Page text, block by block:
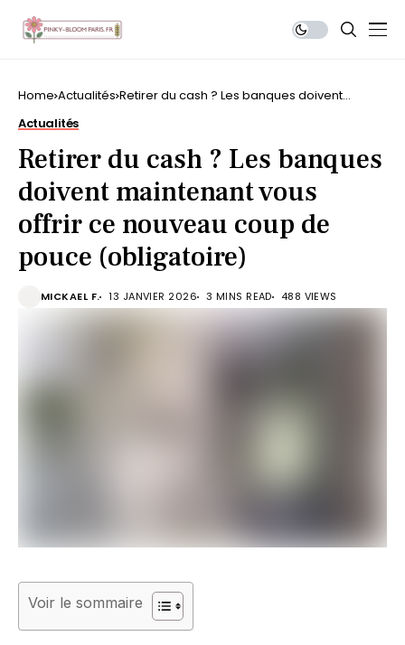
Home Actualités Retirer du cash ? Les banques doivent
Actualités
Retirer du cash ? Les banques
doivent maintenant vous
offrir ce nouveau coup de
pouce (obligatoire)
MICKAEL F. 13 JANVIER 2026 3 MINS READ 488 VIEWS
Voir le sommaire